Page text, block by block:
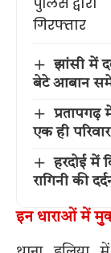
झांसी में
बेटे आबान
प्रतापगढ़
एक ही
हरदोई में
रागिनी की
इन धाराओं में